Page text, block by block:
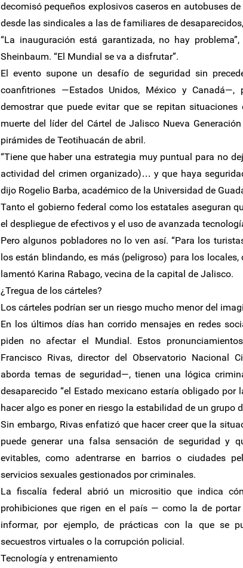
decomisó pequeños explosivos caseros en autobuses
desde las sindicales a las de familiares de
“La inauguración está garantizada, no hay
Sheinbaum. “El Mundial se va a disfrutar”.
El evento supone un desafío de seguridad sin
coanfitriones —Estados Unidos, México y
demostrar que puede evitar que se repitan
muerte del líder del Cártel de Jalisco Nueva
pirámides de Teotihuacán de abril.
“Tiene que haber una estrategia muy puntual para no
actividad del crimen organizado)… y que haya
dijo Rogelio Barba, académico de la Universidad de
Tanto el gobierno federal como los estatales aseguran
el despliegue de efectivos y el uso de avanzada
Pero algunos pobladores no lo ven así. “Para los
los están blindando, es más (peligroso) para los locales,
lamentó Karina Rabago, vecina de la capital de Jalisco.
¿Tregua de los cárteles?
Los cárteles podrían ser un riesgo mucho menor del
En los últimos días han corrido mensajes en redes
piden no afectar el Mundial. Estos
Francisco Rivas, director del Observatorio Nacional
aborda temas de seguridad—, tienen una lógica
desaparecido “el Estado mexicano estaría obligado
hacer algo es poner en riesgo la estabilidad de un grupo
Sin embargo, Rivas enfatizó que hacer creer que la
puede generar una falsa sensación de seguridad y
evitables, como adentrarse en barrios o ciudades
servicios sexuales gestionados por criminales.
La fiscalía federal abrió un micrositio que indica
prohibiciones que rigen en el país — como la de
informar, por ejemplo, de prácticas con la que se
secuestros virtuales o la corrupción policial.
Tecnología y entrenamiento